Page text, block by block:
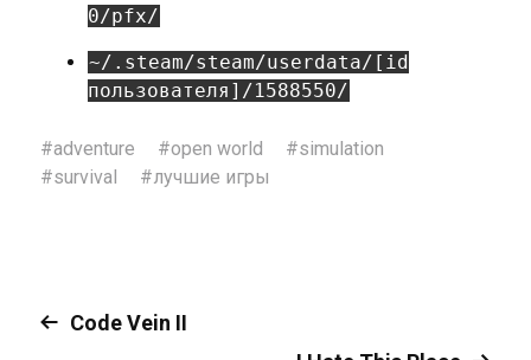
0/pfx/
~/.steam/steam/userdata/[id
пользователя]/1588550/
#adventure #open world #simulation
#survival #лучшие игры
Code Vein II